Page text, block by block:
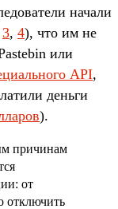
начали
3, 4), что им не
или
API,
деньги
).
причинам
от
отключить